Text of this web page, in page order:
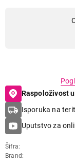
Raspoloživost
Isporuka na
Uputstvo za
Šifra
Brand